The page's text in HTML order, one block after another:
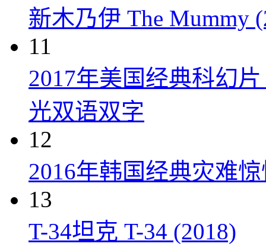
新木乃伊 The Mummy
11
2017年美国经典科幻
光双语双字
12
2016年韩国经典灾难
13
T-34坦克 T-34 (2018)